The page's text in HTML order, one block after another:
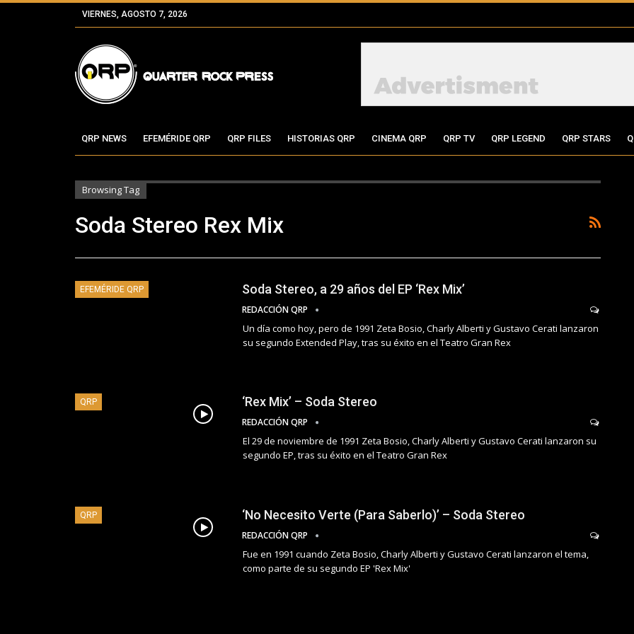
VIERNES, AGOSTO 7, 2026
QRP NEWS EFEMÉRIDE QRP QRP FILES HISTORIAS QRP CINEMA QRP QRP TV QRP LEGEND QRP STARS
Browsing Tag
Soda Stereo Rex Mix
EFEMÉRIDE QRP Soda Stereo, a 29 años del EP ‘Rex Mix’
REDACCIÓN QRP
Un día como hoy, pero de 1991 Zeta Bosio, Charly Alberti y Gustavo Cerati lanzaron
su segundo Extended Play, tras su éxito en el Teatro Gran Rex
QRP ‘Rex Mix’ – Soda Stereo
REDACCIÓN QRP
El 29 de noviembre de 1991 Zeta Bosio, Charly Alberti y Gustavo Cerati lanzaron su
segundo EP, tras su éxito en el Teatro Gran Rex
QRP ‘No Necesito Verte (Para Saberlo)’ – Soda Stereo
REDACCIÓN QRP
Fue en 1991 cuando Zeta Bosio, Charly Alberti y Gustavo Cerati lanzaron el tema,
como parte de su segundo EP 'Rex Mix'